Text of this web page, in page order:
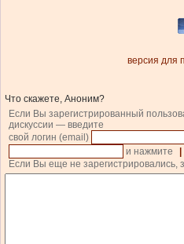
версия для
Что скажете, Аноним?
Если Вы зарегистрированный
дискуссии — введите
свой логин (email)
и нажмите
Если Вы еще не зарегистрировались,